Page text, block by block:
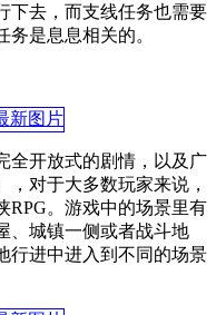
下去，而支线任务也需要
是息息相关的。
全开放式的剧情，以及广
对于大多数玩家来说，
RPG。游戏中的场景里有
、城镇一侧或者战斗地
行进中进入到不同的场景